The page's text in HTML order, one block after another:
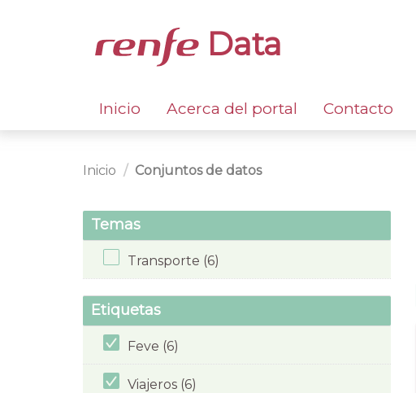
Data
Inicio Acerca del portal Contacto
Inicio Conjuntos de datos
Temas
Transporte (6)
Etiquetas
Feve (6)
Viajeros (6)